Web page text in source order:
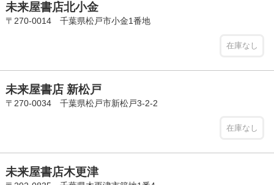
未来屋書店北小金
〒270-0014 千葉県松戸市小金1番地
在庫なし
未来屋書店 新松戸
〒270-0034 千葉県松戸市新松戸3-2-2
在庫なし
未来屋書店木更津